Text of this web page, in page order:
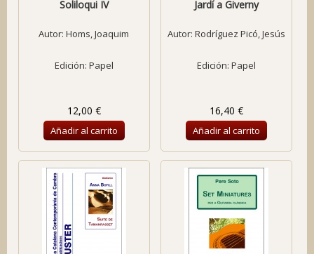
Soliloqui IV
Autor:Homs, Joaquim
Edición: Papel
12,00 €
Añadir al carrito
Jardí a Giverny
Autor: Rodríguez Picó, Jesús
Edición: Papel
16,40 €
Añadir al carrito